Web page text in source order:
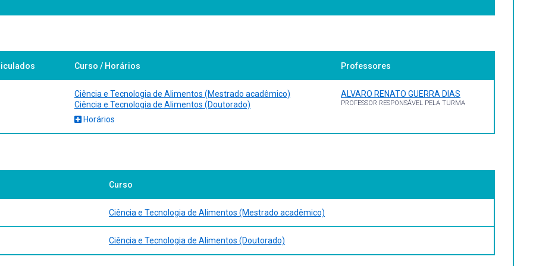
de cursos de graduação, em atividades de iniciação científica à pesquisa.
Semantics. Oxford University Press, 2016.
manual de normas da Universidade Federal de Pelotas. Pelotas, 2006. 61f.
of science. In: (Ed.). Symmetrie: Ergänzt durch den Text ,Symmetry and Congruence' aus dem Nachlass und mit
Volkert. Berlin, Heidelberg: Springer Berlin Heidelberg, 2017. p.153-166.
Curso / Horários Professores
Ciência e Tecnologia de Alimentos (Mestrado acadêmico)
Ciência e Tecnologia de Alimentos (Doutorado)
Horários
ALVARO RENATO GUERRA DIAS
PROFESSOR RESPONSÁVEL PELA TURMA
Curso
Ciência e Tecnologia de Alimentos (Mestrado acadêmico)
Ciência e Tecnologia de Alimentos (Doutorado)